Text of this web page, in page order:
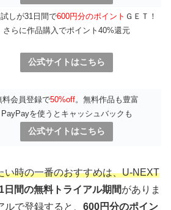
しが31日間で600円分のポイント ＧＥＴ！
さらに作品購入でポイント40%還元
公式サイトはこちら
料会員登録で50%off。無料作品も豊富
PayPayを使うとキャッシュバックも
公式サイトはこちら
い時の一番のおすすめは、U-NEXT
日間の無料トライアル期間がありま
で登録すると、 600円分のポイン